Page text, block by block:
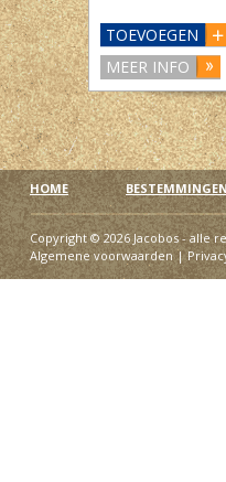
TOEVOEGEN
MEER INFO
HOME BESTEMMINGEN
Copyright © 2026 Jacobos - alle
Algemene voorwaarden|